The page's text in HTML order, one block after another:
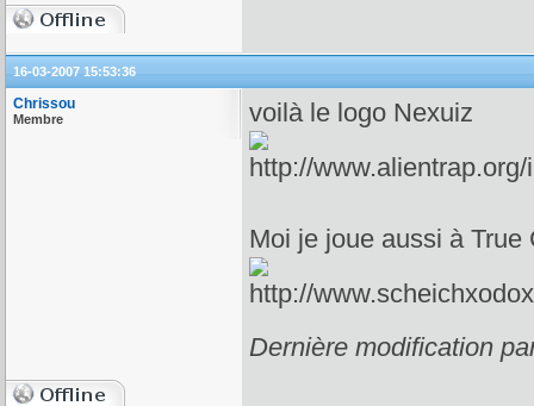
16-03-2007 15:53:36
Chrissou
Membre voilà le logo Nexuiz
Moi je joue aussi à True
Dernière modification